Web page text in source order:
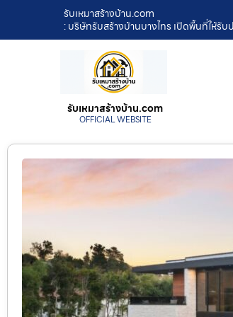
รับเหมาสร้างบ้าน.com
: บริษัทรับสร้างบ้านบางไทร เปิดพื้นที่ให้รั
รับเหมาสร้างบ้าน.com
OFFICIAL WEBSITE